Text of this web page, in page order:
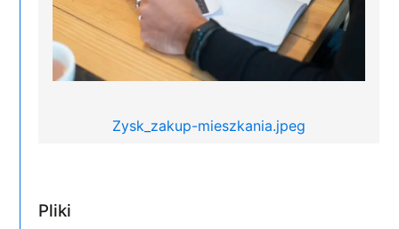
Zysk_zakup-mieszkania.jpeg
Pliki